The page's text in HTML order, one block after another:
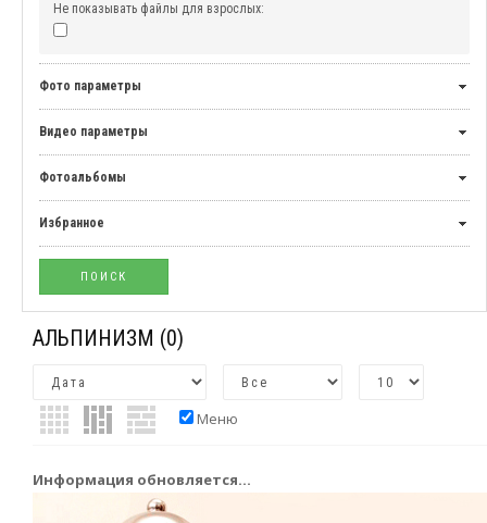
Не показывать файлы для взрослых:
Фото параметры
Видео параметры
Фотоальбомы
Избранное
АЛЬПИНИЗМ (0)
Меню
Информация обновляется...